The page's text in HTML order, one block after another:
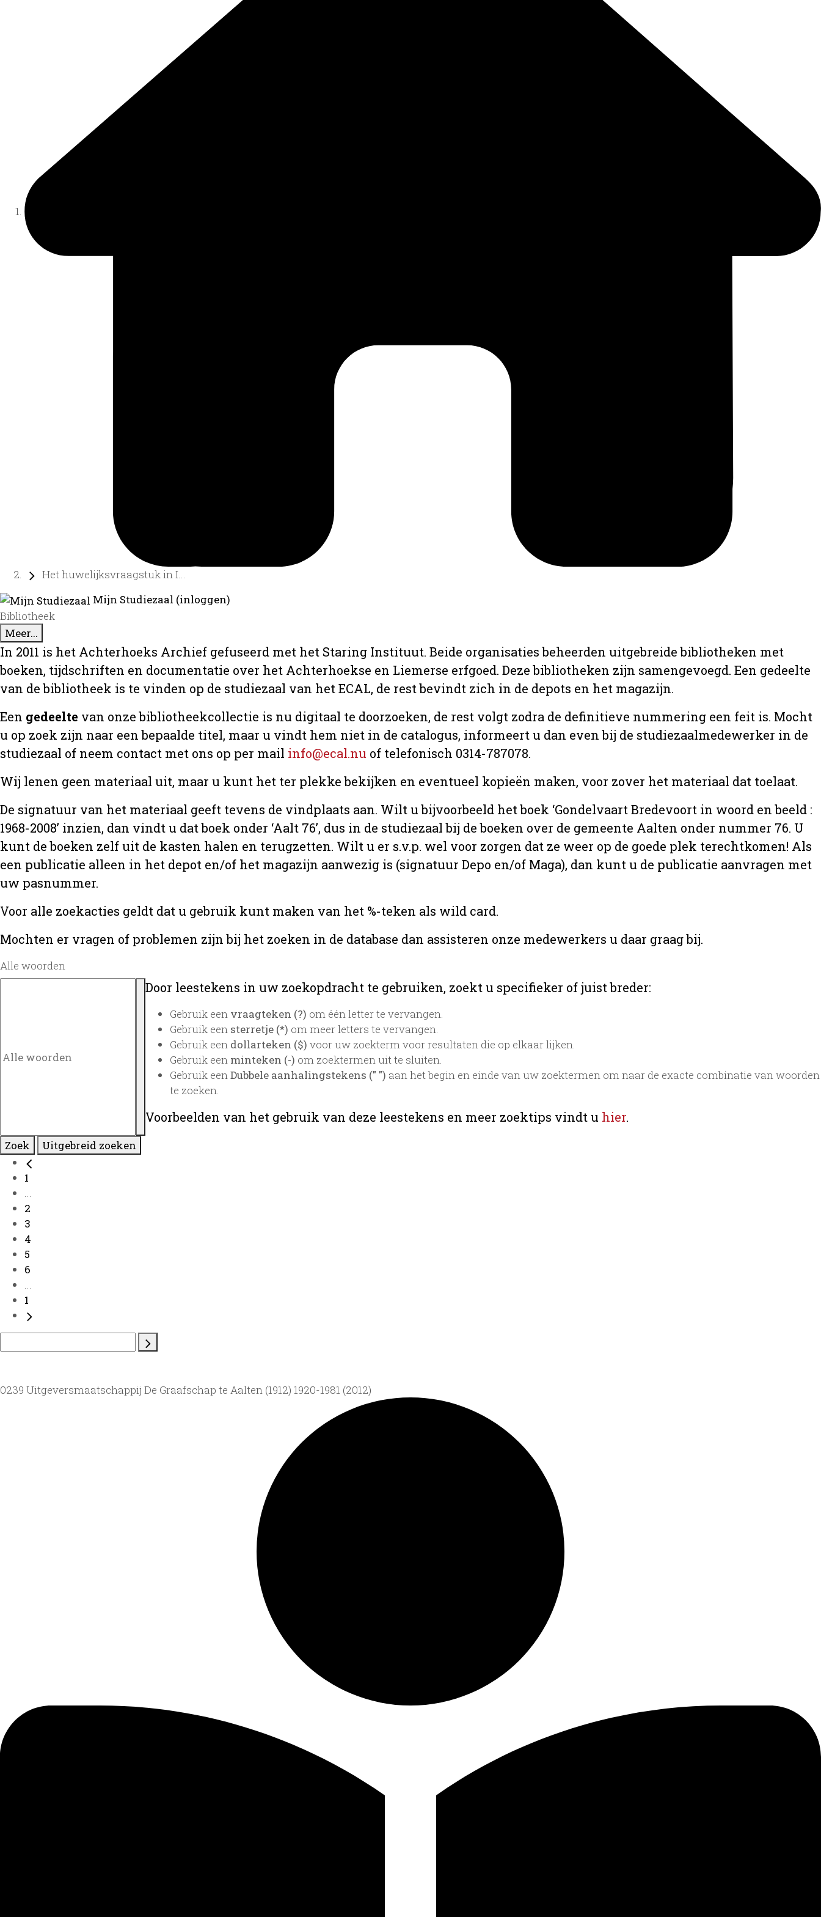
Het huwelijksvraagstuk in I...
Mijn Studiezaal (inloggen)
Bibliotheek
Meer...
In 2011 is het Achterhoeks Archief gefuseerd met het Staring Instituut. Beide organisaties beheerden uitgebreide bibliotheken met
boeken, tijdschriften en documentatie over het Achterhoekse en Liemerse erfgoed. Deze bibliotheken zijn samengevoegd. Een gedeelte
van de bibliotheek is te vinden op de studiezaal van het ECAL, de rest bevindt zich in de depots en het magazijn.
Een gedeelte van onze bibliotheekcollectie is nu digitaal te doorzoeken, de rest volgt zodra de definitieve nummering een feit is. Mocht
u op zoek zijn naar een bepaalde titel, maar u vindt hem niet in de catalogus, informeert u dan even bij de studiezaalmedewerker in de
studiezaal of neem contact met ons op per mail info@ecal.nu of telefonisch 0314-787078.
Wij lenen geen materiaal uit, maar u kunt het ter plekke bekijken en eventueel kopieën maken, voor zover het materiaal dat toelaat.
De signatuur van het materiaal geeft tevens de vindplaats aan. Wilt u bijvoorbeeld het boek ‘Gondelvaart Bredevoort in woord en beeld :
1968-2008’ inzien, dan vindt u dat boek onder ‘Aalt 76’, dus in de studiezaal bij de boeken over de gemeente Aalten onder nummer 76. U
kunt de boeken zelf uit de kasten halen en terugzetten. Wilt u er s.v.p. wel voor zorgen dat ze weer op de goede plek terechtkomen! Als
een publicatie alleen in het depot en/of het magazijn aanwezig is (signatuur Depo en/of Maga), dan kunt u de publicatie aanvragen met
uw pasnummer.
Voor alle zoekacties geldt dat u gebruik kunt maken van het %-teken als wild card.
Mochten er vragen of problemen zijn bij het zoeken in de database dan assisteren onze medewerkers u daar graag bij.
Alle woorden
Door leestekens in uw zoekopdracht te gebruiken, zoekt u specifieker of juist breder:
Gebruik een vraagteken (?) om één letter te vervangen.
Gebruik een sterretje (*) om meer letters te vervangen.
Gebruik een dollarteken ($) voor uw zoekterm voor resultaten die op elkaar lijken.
Gebruik een minteken (-) om zoektermen uit te sluiten.
Gebruik eenDubbele aanhalingstekens (" ") aan het begin en einde van uw zoektermen om naar de exacte combinatie van woorden
te zoeken.
Voorbeelden van het gebruik van deze leestekens en meer zoektips vindt u hier.
Zoek Uitgebreid zoeken
1
...
2
3
4
5
6
...
1
0239 Uitgeversmaatschappij De Graafschap te Aalten (1912) 1920-1981 (2012)